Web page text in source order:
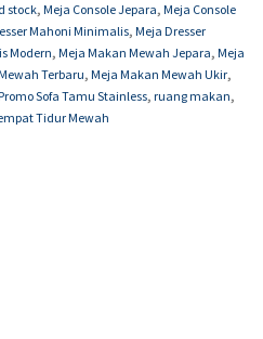
stock, Meja Console Jepara, Meja Console
Mahoni Minimalis, Meja Dresser
Modern, Meja Makan Mewah Jepara, Meja
Terbaru, Meja Makan Mewah Ukir,
Sofa Tamu Stainless, ruang makan,
Tidur Mewah